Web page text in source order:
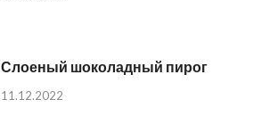
Слоеный шоколадный пирог
11.12.2022